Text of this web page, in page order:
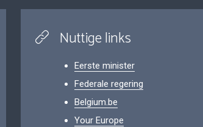
Nuttige links
Eerste minister
Federale regering
Belgium.be
Your Europe